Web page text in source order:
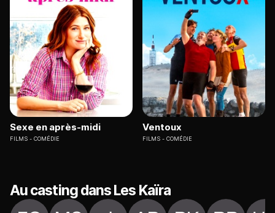
Sexe en après-midi
FILMS COMÉDIE
Ventoux
FILMS COMÉDIE
Au casting dans Les Kaïra